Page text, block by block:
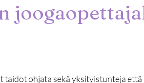
ohjata sekä yksityistunteja